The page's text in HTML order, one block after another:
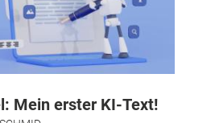
Mein erster KI-Text!